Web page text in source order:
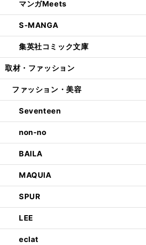
マンガMeets
S-MANGA
集英社コミック文庫
取材・ファッション
ファッション・美容
Seventeen
non-no
BAILA
MAQUIA
SPUR
LEE
eclat